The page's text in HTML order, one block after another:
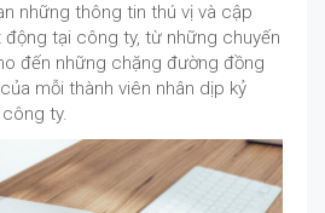
những thông tin thú vị và cập
tại công ty, từ những chuyến
đến những chặng đường đồng
mỗi thành viên nhân dịp kỷ
ty.